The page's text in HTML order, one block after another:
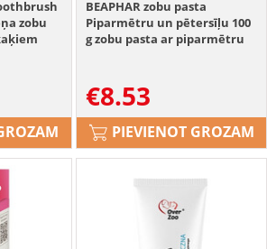
zobu
BEAPHAR zobu pasta
Piparmētru un pētersīļu 100
g zobu pasta ar piparmētru
€8.53
PIEVIENOT GROZAM